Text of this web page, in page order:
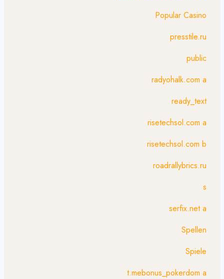
Popular Casino
presstile.ru
public
radyohalk.com a
ready_text
risetechsol.com a
risetechsol.com b
roadrallybrics.ru
s
serfix.net a
Spellen
Spiele
t.mebonus_pokerdom a